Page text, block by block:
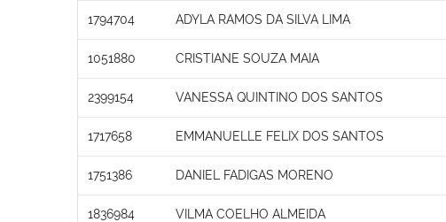
1794704 ADYLA RAMOS DA SILVA LIMA
1051880 CRISTIANE SOUZA MAIA
2399154 VANESSA QUINTINO DOS SANTOS
1717658 EMMANUELLE FELIX DOS SANTOS
1751386 DANIEL FADIGAS MORENO
1836984 VILMA COELHO ALMEIDA